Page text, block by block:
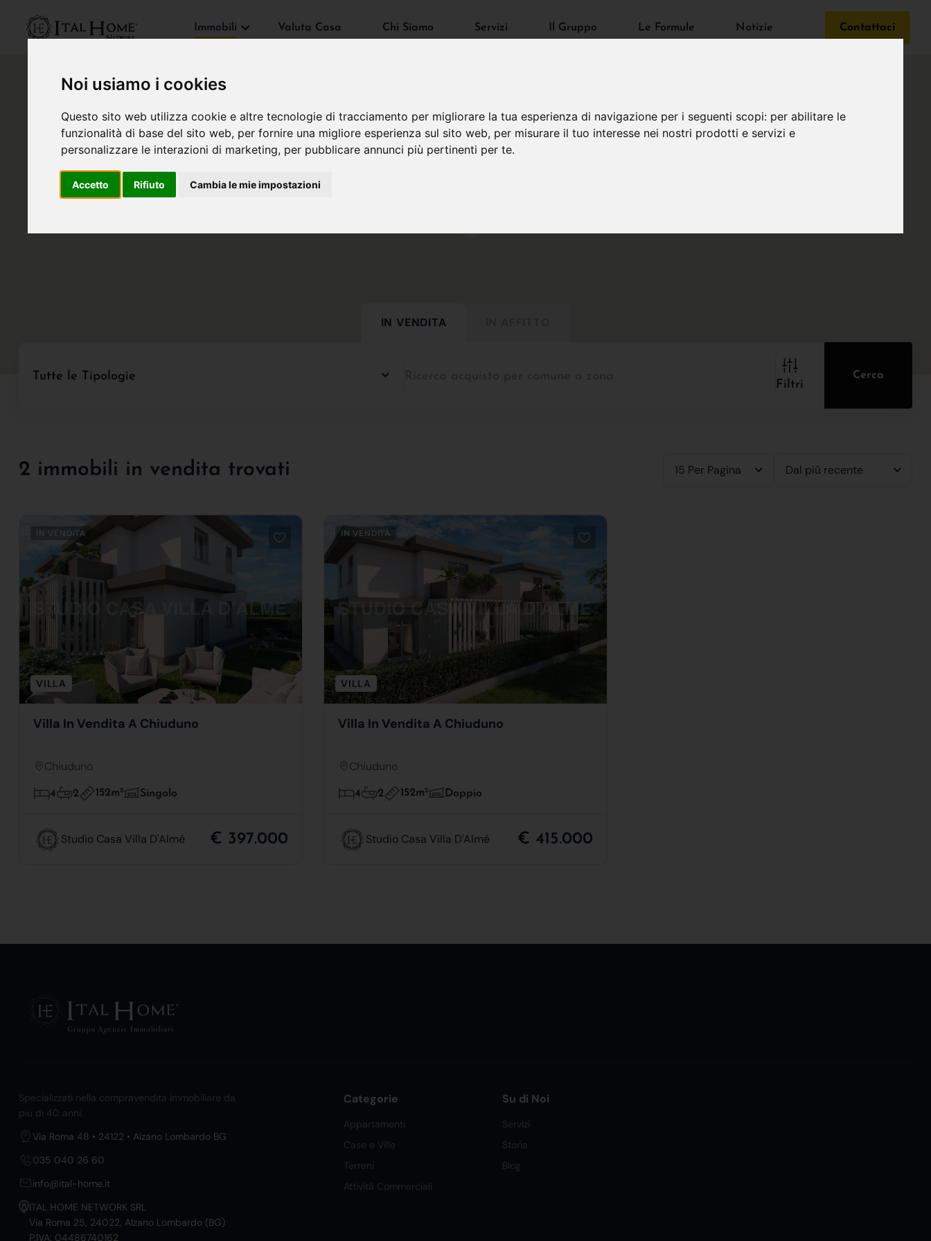
Noi usiamo i cookies
Questo sito web utilizza cookie e altre tecnologie di tracciamento per migliorare la tua esperienza di navigazione per i seguenti scopi: per abilitare le
funzionalità di base del sito web, per fornire una migliore esperienza sul sito web, per misurare il tuo interesse nei nostri prodotti e servizi e
personalizzare le interazioni di marketing, per pubblicare annunci più pertinenti per te.
Accetto Rifiuto Cambia le mie impostazioni
Immobili Valuta Casa Chi Siamo Servizi Il Gruppo Le Formule Notizie Contattaci
IN VENDITA
Tutte le Tipologie
Filtri
Cerca
2 immobili in vendita trovati 15 Per Pagina Dal più recente
IN VENDITA
VILLA
Villa In Vendita A Chiuduno
Chiuduno
4 2 152m2 Singolo
Studio Casa Villa D'Almé € 397.000
IN VENDITA
VILLA
Villa In Vendita A Chiuduno
Chiuduno
4 2 152m2 Doppio
Studio Casa Villa D'Almé € 415.000
Specializzati nella compravendita immobiliare da
più di 40 anni.
Via Roma 48 • 24122 • Alzano Lombardo BG
035 040 26 60
info@ital-home.it
ITAL HOME NETWORK SRL
Via Roma 25, 24022, Alzano Lombardo (BG)
P.IVA: 04486740162
Categorie
Appartamenti
Case e Ville
Terreni
Attività Commerciali
Su di Noi
Servizi
Storia
Blog